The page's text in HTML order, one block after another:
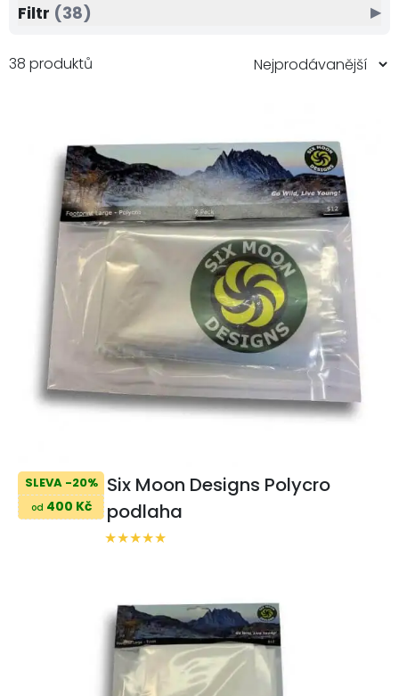
38 produktů
SLEVA -20%
od 400 Kč
Six Moon Designs Polycro
podlaha
Filtr (38) ▶